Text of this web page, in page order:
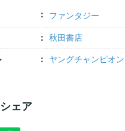
ファンタジー
秋田書店
ヤングチャンピオ
ェア